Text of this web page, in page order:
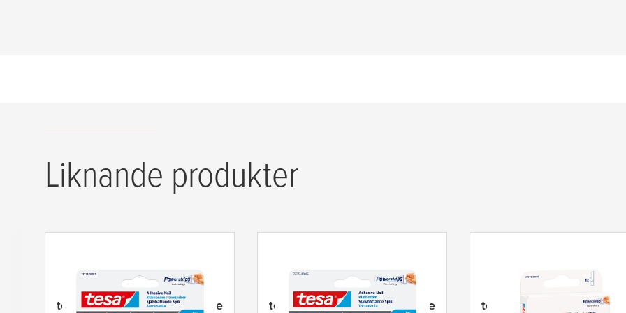
Liknande produkter
tesa ® Justerbar självhäftande tesa® Justerbar självhäftande tesa ® Självhäftande